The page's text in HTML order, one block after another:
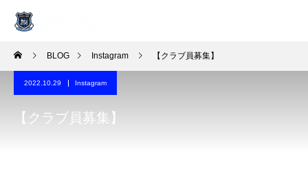
BLOG Instagram 【クラブ員募集】
2022.10.29 Instagram
【クラブ員募集】